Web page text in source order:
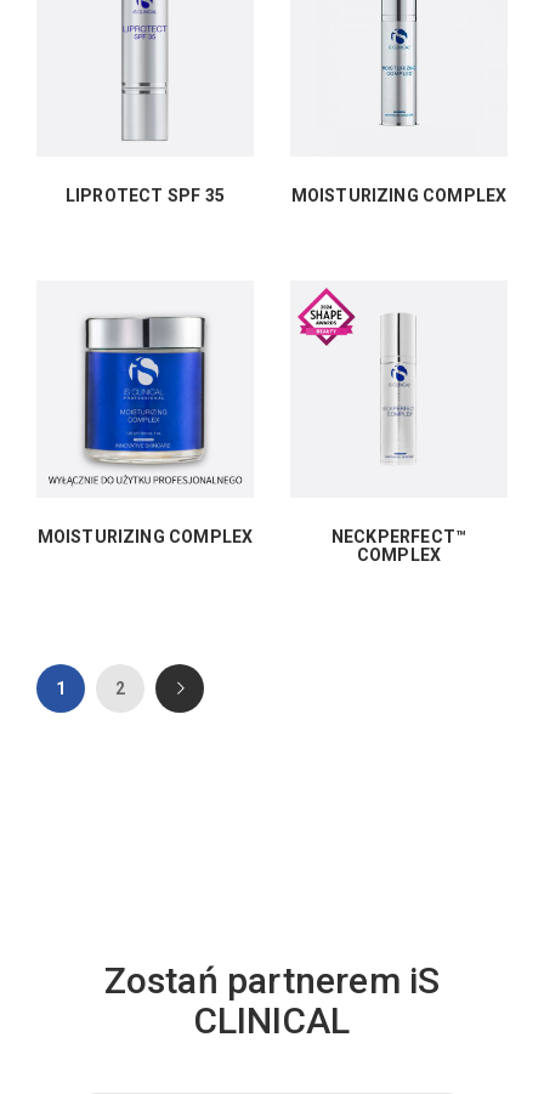
LIPROTECT SPF 35 MOISTURIZING COMPLEX
MOISTURIZING COMPLEX
NECKPERFECT™
COMPLEX
1 2
Zostań partnerem iS
CLINICAL